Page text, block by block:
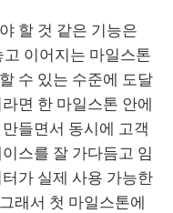
할 것 같은 기능은
고 이어지는 마일스톤
수 있는 수준에 도달
면 한 마일스톤 안에
들면서 동시에 고객
스를 잘 가다듬고 임
가 실제 사용 가능한
래서 첫 마일스톤에